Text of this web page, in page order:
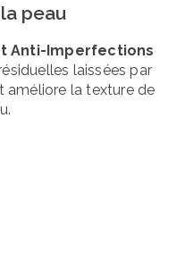
peau
Anti-Imperfections
laissées par
améliore la texture de